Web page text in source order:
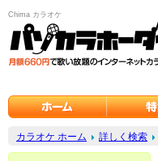
Chima カラオケ
カラオケ ホーム 詳しく検索